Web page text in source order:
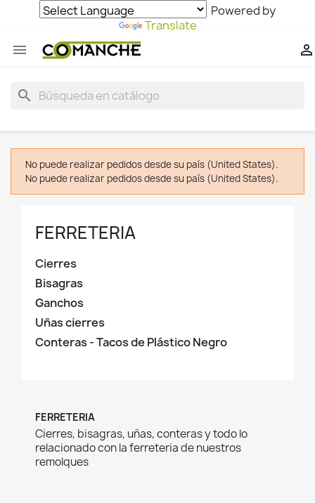
Powered by
Translate
 
search
No puede realizar pedidos desde su país (United States).
No puede realizar pedidos desde su país (United States).
FERRETERIA
Cierres
Bisagras
Ganchos
Uñas cierres
Conteras - Tacos de Plástico Negro
FERRETERIA
Cierres, bisagras, uñas, conteras y todo lo
relacionado con la ferreteria de nuestros
remolques